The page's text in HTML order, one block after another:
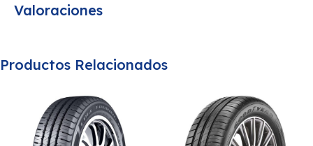
Valoraciones
Productos Relacionados